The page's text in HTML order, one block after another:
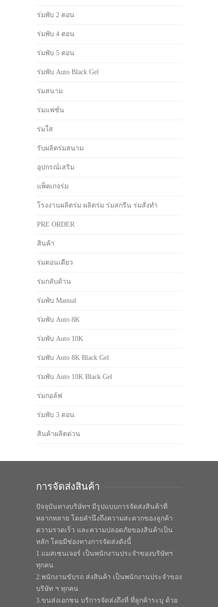
ร่มพับ 2 ตอน
ร่มพับ 4 ตอน
ร่มพับ 5 ตอน
ร่มพับ Auto Black Gel
ร่มสนาม
ร่มแฟชั่น
ร่มใส
รับผลิตร่มสนาม
อุปกรณ์เสริม
แพ็คเกจร่ม
โรงงานผลิตร่ม ผลิตร่ม ร่มสกรีน ร่มสั่งทำ
PRE ORDER
สินค้า
ร่มตอนเดียว
ร่มกลับด้าน
ร่มพับ Manual
ร่มพับ Auto 8K
ร่มพับ Auto 10K
ร่มพับ Auto 8K Black Gel
ร่มพับ Auto 10K Black Gel
ร่มกอล์ฟ
ร่มพับ 3 ตอน
สินค้าผลิตด่วน
การจัดส่งสินค้า
ปัจจุบันทางบริษัทฯ มีรูปแบบการจัดส่งสินค้าที่
หลากหลาย โดยคำนึงถึงความสะดวกของลูกค้า
ความรวดเร็ว และความปลอดภัยของสินค้าเป็น
หลัก โดยมีช่องทางการจัดส่งดังนี้
1.แมสเซนเจอร์ เป็นพนักงานประจำของบริษัทฯ
ทุกคน
2.พนักงานขับรถ ส่งสินค้า เป็นพนักงานประจำของ
บริษัท ฯ ทุกคน
3.ขนส่งเอกชน บริการจัดส่งถึงที่ ที่ลูกค้าระบุ ด้วย